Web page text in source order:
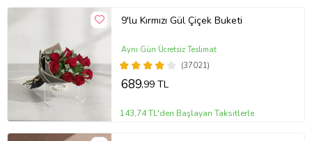
9'lu Kırmızı Gül Çiçek Buketi
(37021)
Aynı Gün Ücretsiz Teslimat
689,99 TL
143,74 TL'den Başlayan Taksitlerle